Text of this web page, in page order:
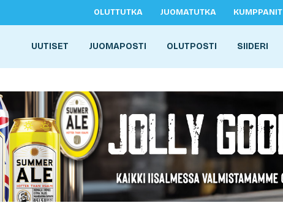
OLUTTUTKA JUOMATUTKA KUMPPANIT
UUTISET JUOMAPOSTI OLUTPOSTI SIIDERI